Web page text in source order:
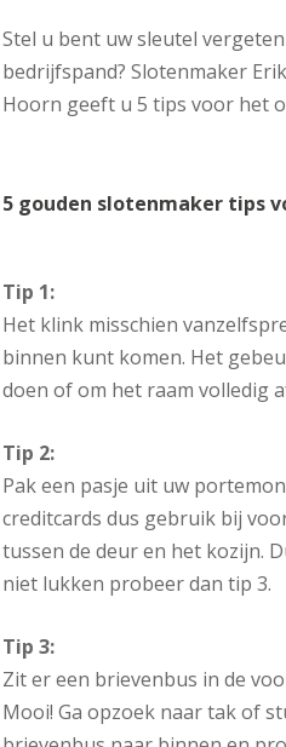
Stel u bent uw sleutel
bedrijfspand? Slotenmaker
Hoorn geeft u 5 tips voor het
5 gouden slotenmaker tips
Tip 1:
Het klink misschien
binnen kunt komen. Het
doen of om het raam volledig
Tip 2:
Pak een pasje uit uw
creditcards dus gebruik bij
tussen de deur en het kozijn.
niet lukken probeer dan tip 3.
Tip 3:
Zit er een brievenbus in de
Mooi! Ga opzoek naar tak of